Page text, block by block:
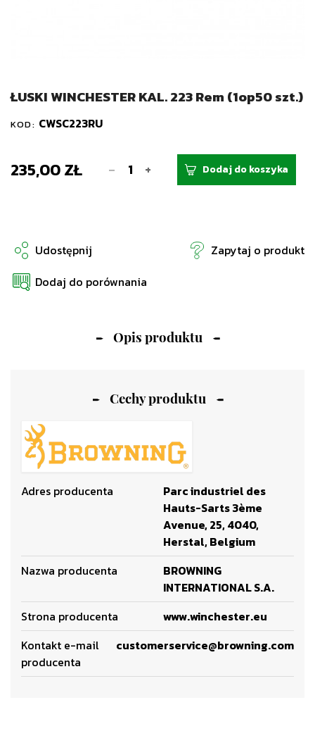
ŁUSKI WINCHESTER KAL. 223 Rem (1op50 szt.)
KOD: CWSC223RU
235,00 ZŁ - + Dodaj do koszyka
Udostępnij
Zapytaj o produkt
Dodaj do porównania
Cechy produktu
Adres producenta
Parc industriel des
Hauts-Sarts 3ème
Avenue, 25, 4040,
Herstal, Belgium
Nazwa producenta
BROWNING
INTERNATIONAL S.A.
Strona producenta
www.winchester.eu
Kontakt e-mail
producenta
customerservice@browning.com
Opis produktu